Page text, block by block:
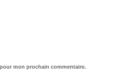
mon prochain commentaire.